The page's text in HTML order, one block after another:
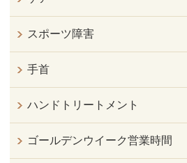
スポーツ障害
手首
ハンドトリートメント
ゴールデンウイーク営業時間